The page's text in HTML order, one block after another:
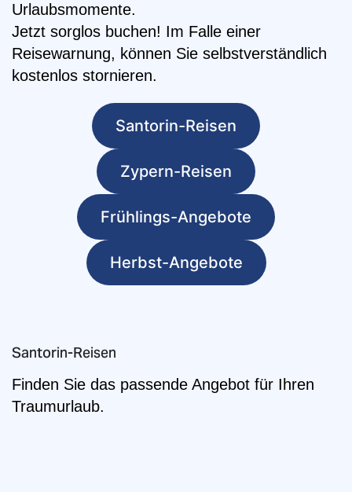
Urlaubsmomente.
Jetzt sorglos buchen! Im Falle einer
Reisewarnung, können Sie selbstverständlich
kostenlos stornieren.
Santorin-Reisen
Zypern-Reisen
Frühlings-Angebote
Herbst-Angebote
Santorin-Reisen
Finden Sie das passende Angebot für Ihren
Traumurlaub.